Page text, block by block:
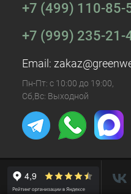
+7 (499) 110-85-
+7 (999) 235-21-
Email:
Пн-Пт: с 10:00 до 19:00,
Сб,Вс: Выходной